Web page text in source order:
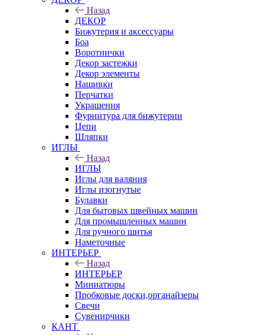
Назад
ДЕКОР
Бижутерия и аксессуары
Боа
Воротнички
Декор застежки
Декор элементы
Нашивки
Перчатки
Украшения
Фурнитура для бижутерии
Цепи
Шляпки
ИГЛЫ
Назад
ИГЛЫ
Иглы для валяния
Иглы изогнутые
Булавки
Для бытовых швейных машин
Для промышленных машин
Для ручного шитья
Наметочные
ИНТЕРЬЕР
Назад
ИНТЕРЬЕР
Миниатюры
Пробковые доски,органайзеры
Свечи
Сувенирчики
КАНТ